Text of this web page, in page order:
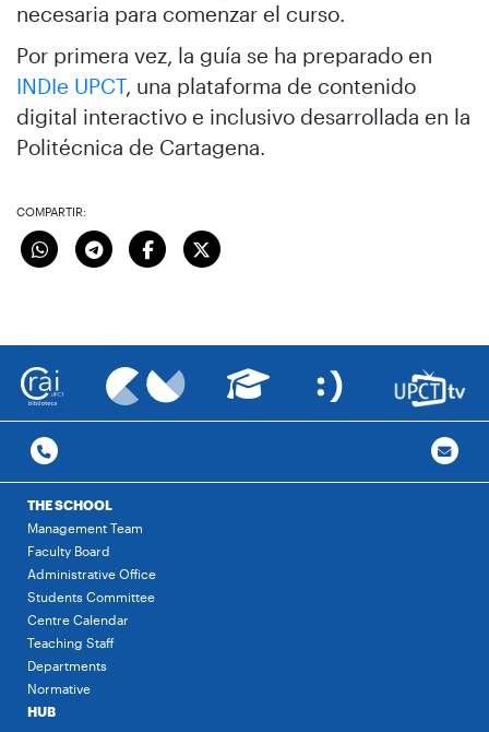
necesaria para comenzar el curso.
Por primera vez, la guía se ha preparado en
INDIe UPCT, una plataforma de contenido
digital interactivo e inclusivo desarrollada en la
Politécnica de Cartagena.
COMPARTIR:
THE SCHOOL
Management Team
Faculty Board
Administrative Office
Students Committee
Centre Calendar
Teaching Staff
Departments
Normative
HUB